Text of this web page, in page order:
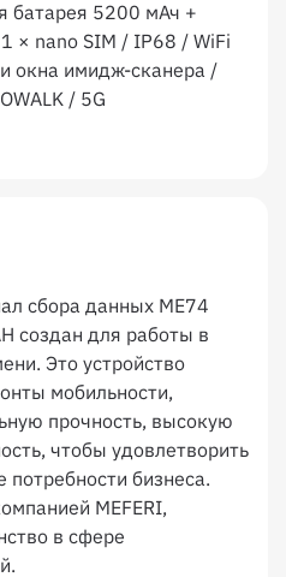
батарея 5200 мАч +
× nano SIM / IP68 / WiFi
окна имидж-сканера /
/ 5G
сбора данных ME74
создан для работы в
Это устройство
мобильности,
прочность, высокую
чтобы удовлетворить
бизнеса.
MEFERI,
в сфере